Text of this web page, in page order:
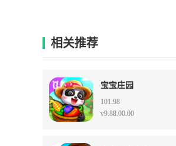
相关推荐
宝宝庄园
101.98
v9.88.00.00